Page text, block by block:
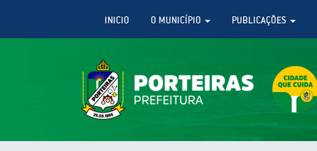
INICIO O MUNICÍPIO PUBLICAÇÕES